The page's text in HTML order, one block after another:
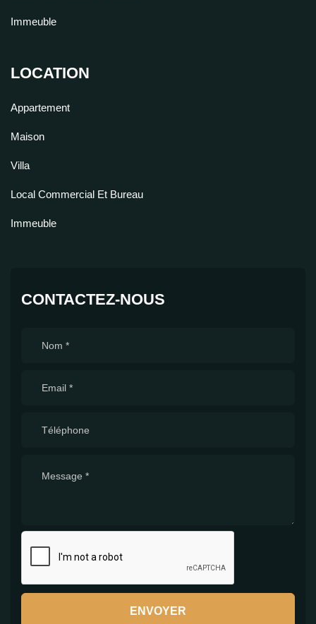
Immeuble
LOCATION
Appartement
Maison
Villa
Local Commercial Et Bureau
Immeuble
CONTACTEZ-NOUS
ENVOYER